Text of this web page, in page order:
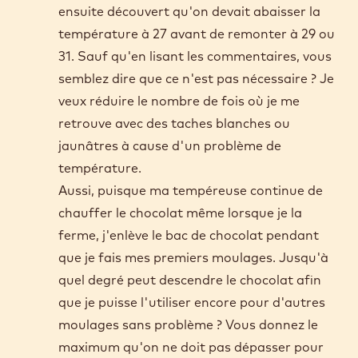
Bonjour, je travaille avec une petite
tempéreuse, donc avec une petite quantité de
chocolat. La température n'est pas toujours
stable, alors j'ai toujours mon thermomètre
dans les mains afin de confirmer les degrés.
En lisant les commentaires, je suis un peu
confuse. Avant je montais la température à
45, je mettais mes Callets, je descendais à 29
ou 31 selon le chocolat et je moulais. J'ai
ensuite découvert qu'on devait abaisser la
température à 27 avant de remonter à 29 ou
31. Sauf qu'en lisant les commentaires, vous
semblez dire que ce n'est pas nécessaire ? Je
veux réduire le nombre de fois où je me
retrouve avec des taches blanches ou
jaunâtres à cause d'un problème de